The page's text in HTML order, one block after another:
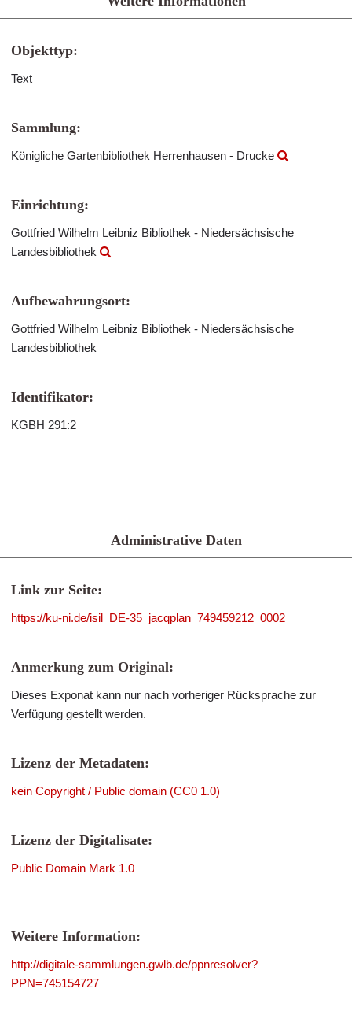
Objekttyp:
Text
Sammlung:
Königliche Gartenbibliothek Herrenhausen - Drucke
Einrichtung:
Gottfried Wilhelm Leibniz Bibliothek - Niedersächsische
Landesbibliothek
Aufbewahrungsort:
Gottfried Wilhelm Leibniz Bibliothek - Niedersächsische
Landesbibliothek
Identifikator:
KGBH 291:2
Administrative Daten
Link zur Seite:
https://ku-ni.de/isil_DE-35_jacqplan_749459212_0002
Anmerkung zum Original:
Dieses Exponat kann nur nach vorheriger Rücksprache zur
Verfügung gestellt werden.
Lizenz der Metadaten:
kein Copyright / Public domain (CC0 1.0)
Lizenz der Digitalisate:
Public Domain Mark 1.0
Weitere Information:
http://digitale-sammlungen.gwlb.de/ppnresolver?
PPN=745154727